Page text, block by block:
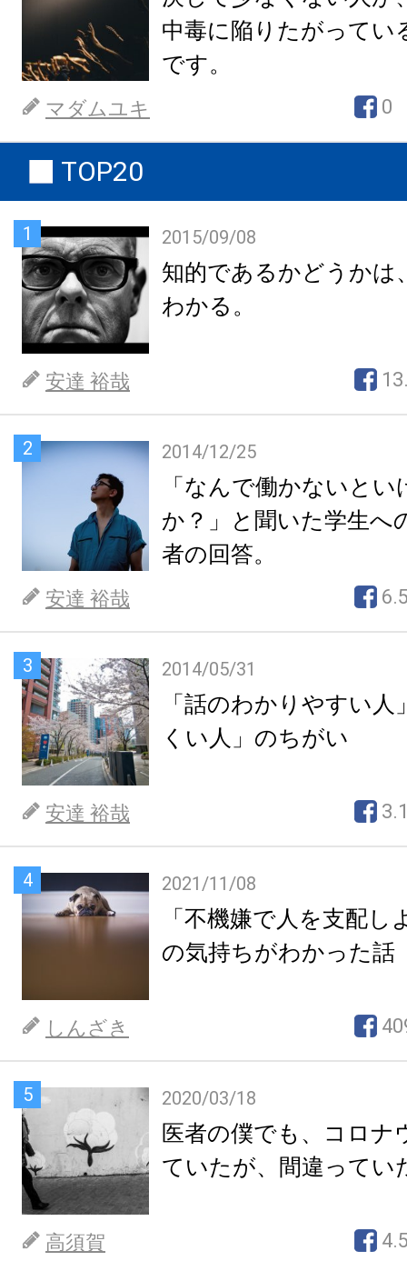
中毒に陥りたがってい
です。
マダムユキ 0
TOP20
1 2015/09/08
知的であるかどうかは
わかる。
安達 裕哉
2 2014/12/25
「なんで働かないと
か？」と聞いた学生へ
者の回答。
安達 裕哉
3 2014/05/31
「話のわかりやすい
くい人」のちがい
安達 裕哉
4 2021/11/08
「不機嫌で人を支配し
の気持ちがわかった話
しんざき
5 2020/03/18
医者の僕でも、コロナ
ていたが、間違ってい
高須賀